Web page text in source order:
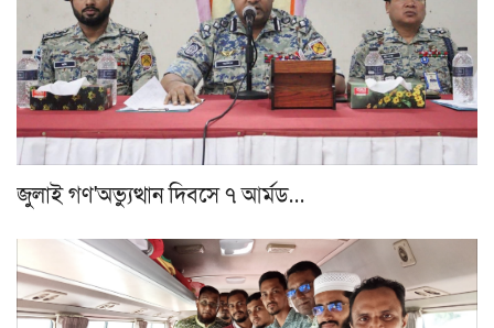
জুলাই গণ'অভ্যুত্থান দিবসে ৭ আর্মড…